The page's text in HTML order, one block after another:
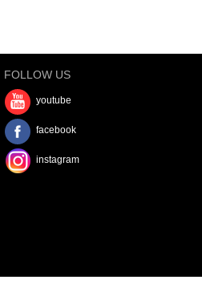
FOLLOW US
youtube
facebook
instagram